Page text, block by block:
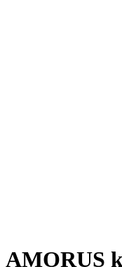
AMORUS